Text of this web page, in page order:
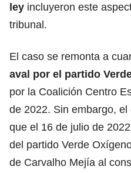
ley incluyeron este
tribunal.
El caso se remonta a
aval por el partido
por la Coalición Centro
de 2022. Sin embargo,
que el 16 de julio de
del partido Verde
de Carvalho Mejía al